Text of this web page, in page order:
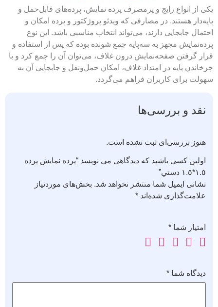
یکی از انواع رایج و پرمصرف پرده نمایش، پرده‌های قابل‌حمل و
پایه‌دار هستند. در مصارفی که ویدئو پروژکتور و پرده امکان و
احتمال جابجایی دارند، می‌تواند انتخاب مناسبی باشد. این نوع
پرده‌نمایش مجهز به سه‌پایه جمع شونده بوده که پس از استفاده و
قرار گرفتن صفحه‌نمایش درون غلاف، می‌توان آن را جمع کرد و با
چرخاندن پایه در امتداد غلاف، امکان حمل‌ونقل و جابجایی آن به
سهولت برای کاربران فراهم می‌گردد.
نقد و بررسی‌ها
هنوز بررسی‌ای ثبت نشده است.
اولین کسی باشید که دیدگاهی می نویسد “پرده نمايش پرده
١.٥*١.٥ دستي”
نشانی ایمیل شما منتشر نخواهد شد. بخش‌های موردنیاز
علامت‌گذاری شده‌اند *
امتیاز شما *
دیدگاه شما *